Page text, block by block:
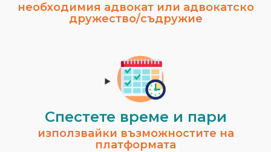
необходимия адвокат или адвокатско
дружество/съдружие
Спестeте време и пари
използвайки възможностите на
платформата